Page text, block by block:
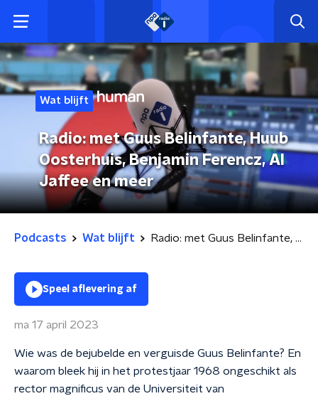
Wat blijft
Radio: met Guus Belinfante, Huub
Oosterhuis, Benjamin Ferencz, Al
Jaffee en meer
Podcasts Wat blijft Radio: met Guus Belinfante, Huub Oosterhuis, Benjamin Ferencz, Al Jaffee en meer
Speel aflevering af
ma 17 april 2023
Wie was de bejubelde en verguisde Guus Belinfante? En
waarom bleek hij in het protestjaar 1968 ongeschikt als
rector magnificus van de Universiteit van